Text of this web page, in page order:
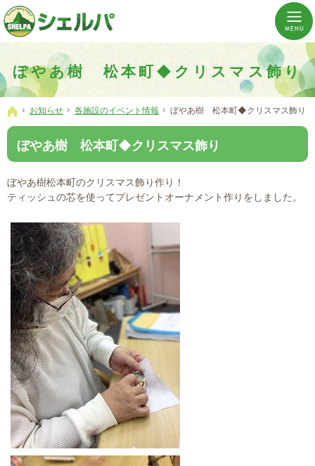
ぼやあ樹 松本町◆クリスマス飾り
介護の「通い・泊まり・訪問」から必要なものだけをご提供。介護のことならシェルパへ。
横浜市神奈川区 事業所数No,1の小規模多機能型居宅介護ぼやあ樹
ホーム
お知らせ 各施設のイベント情報 ぼやあ樹 松本町◆クリスマス飾り
ぼやあ樹 松本町◆クリスマス飾り
ぼやあ樹松本町のクリスマス飾り作り！
ティッシュの芯を使ってプレゼントオーナメント作りをしました。